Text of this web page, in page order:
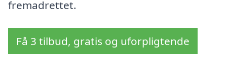
fremadrettet.
Få 3 tilbud, gratis og uforpligtende